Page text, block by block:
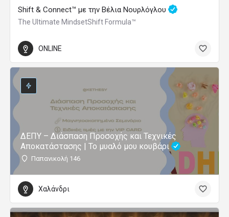
Shift & Connect™ με την Βέλια Νουρλόγλου
The Ultimate MindsetShift Formula™
ONLINE
ΔΕΠΥ – Διάσπαση Προσοχής και Τεχνικές
Αποκατάστασης | Το μυαλό μου κουβάρι
Παπανικολή 146
Χαλάνδρι